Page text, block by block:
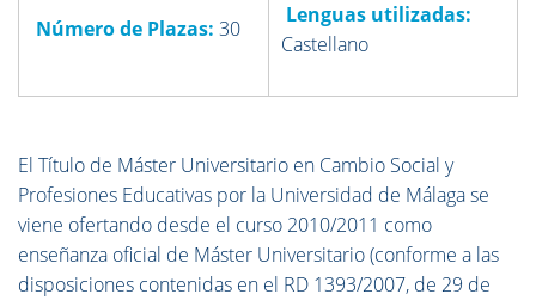
Número de Plazas: 30
Lenguas utilizadas:
Castellano
El Título de Máster Universitario en Cambio Social y
Profesiones Educativas por la Universidad de Málaga se
viene ofertando desde el curso 2010/2011 como
enseñanza oficial de Máster Universitario (conforme a las
disposiciones contenidas en el RD 1393/2007, de 29 de